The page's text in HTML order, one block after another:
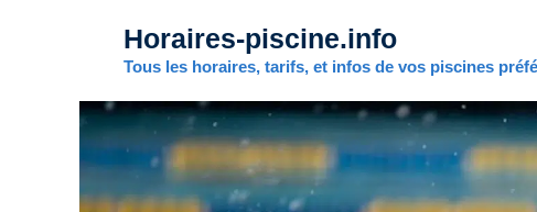
Horaires-piscine.info
Tous les horaires, tarifs, et infos de vos piscines